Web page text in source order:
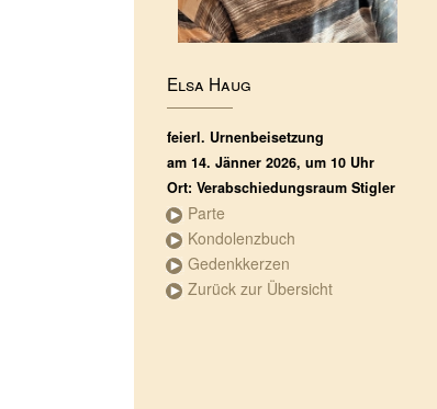
Elsa Haug
feierl. Urnenbeisetzung
am 14. Jänner 2026, um 10 Uhr
Ort: Verabschiedungsraum Stigler
Parte
Kondolenzbuch
Gedenkkerzen
Zurück zur Übersicht